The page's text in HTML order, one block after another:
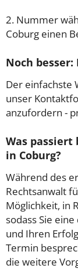
2. Nummer
Coburg einen
Noch
Der einfachste
unser
anzufordern -
Was
in Coburg?
Während des
Rechtsanwalt
Möglichkeit, in
sodass Sie
und Ihren
Termin
die weitere